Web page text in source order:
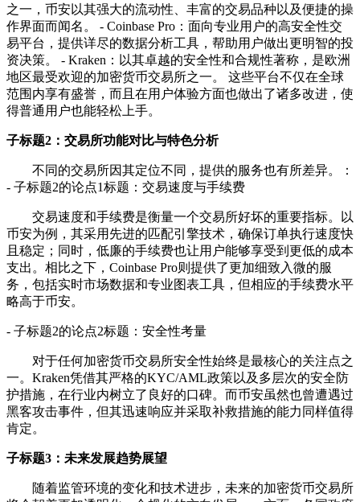
之一，币安以其强大的流动性、丰富的交易品种以及便捷的操
作界面而闻名。 - Coinbase Pro：面向专业用户的高安全性交
易平台，提供详尽的数据分析工具，帮助用户做出更明智的投
资决策。 - Kraken：以其卓越的安全性和合规性著称，是欧洲
地区最受欢迎的加密货币交易所之一。 这些平台不仅在全球
范围内享有盛誉，而且在用户体验方面也做出了诸多改进，使
得普通用户也能轻松上手。
子标题2：交易所功能对比与特色分析
不同的交易所因其定位不同，提供的服务也有所差异。：
- 子标题2的论点1标题：交易速度与手续费
交易速度和手续费是衡量一个交易所好坏的重要指标。以
币安为例，其采用先进的匹配引擎技术，确保订单执行速度快
且稳定；同时，低廉的手续费也让用户能够享受到更低的成本
支出。相比之下，Coinbase Pro则提供了更加细致入微的服
务，包括实时市场数据和专业图表工具，但相应的手续费水平
略高于币安。
- 子标题2的论点2标题：安全性考量
对于任何加密货币交易所安全性始终是最核心的关注点之
一。Kraken凭借其严格的KYC/AML政策以及多层次的安全防
护措施，在行业内树立了良好的口碑。而币安虽然也曾遭遇过
黑客攻击事件，但其迅速响应并采取补救措施的能力同样值得
肯定。
子标题3：未来发展趋势展望
随着监管环境的变化和技术进步，未来的加密货币交易所